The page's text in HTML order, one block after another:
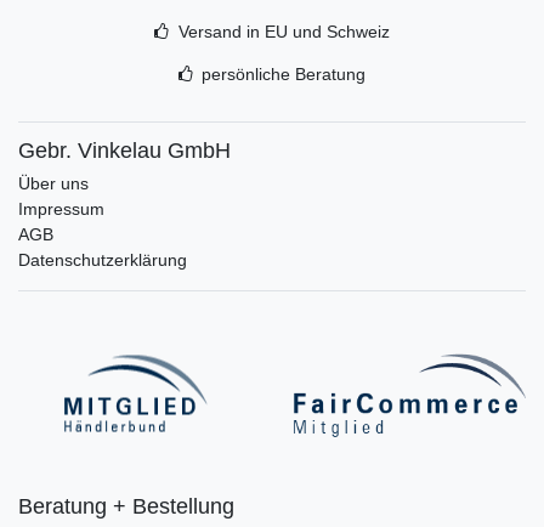
Versand in EU und Schweiz
persönliche Beratung
Gebr. Vinkelau GmbH
Über uns
Impressum
AGB
Datenschutzerklärung
Beratung + Bestellung